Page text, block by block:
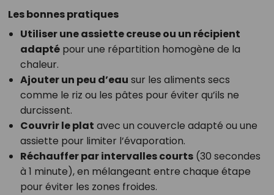
Les bonnes pratiques
Utiliser une assiette creuse ou un récipient
adaptépour une répartition homogène de la
chaleur.
Ajouter un peu d’eau sur les aliments secs
comme le riz ou les pâtes pour éviter qu’ils ne
durcissent.
Couvrir le plat avec un couvercle adapté ou une
assiette pour limiter l’évaporation.
Réchauffer par intervalles courts(30 secondes
à 1 minute), en mélangeant entre chaque étape
pour éviter les zones froides.